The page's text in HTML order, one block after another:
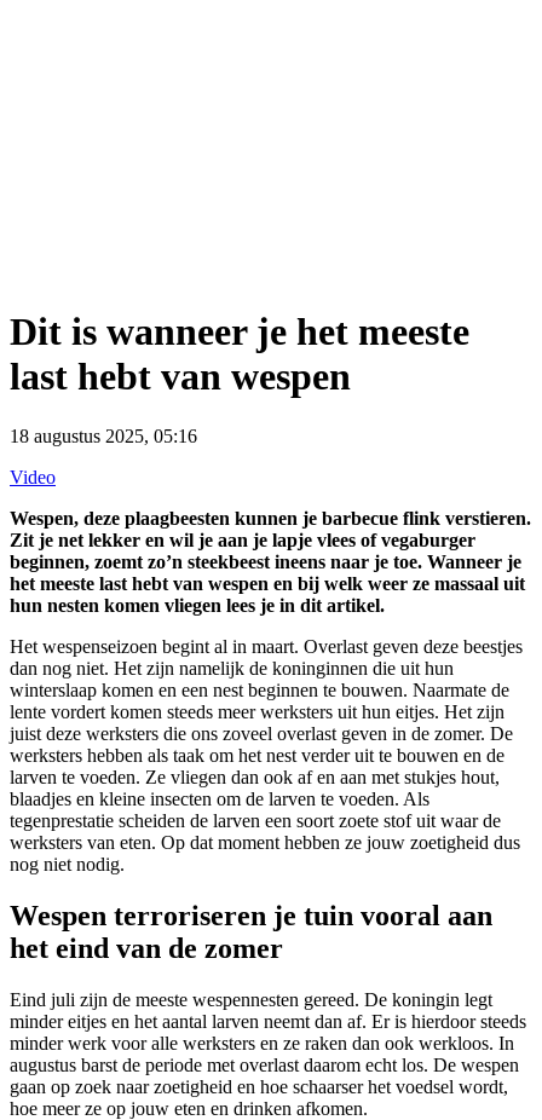
Dit is wanneer je het meeste
last hebt van wespen
18 augustus 2025, 05:16
Video
Wespen, deze plaagbeesten kunnen je barbecue flink verstieren.
Zit je net lekker en wil je aan je lapje vlees of vegaburger
beginnen, zoemt zo’n steekbeest ineens naar je toe. Wanneer je
het meeste last hebt van wespen en bij welk weer ze massaal uit
hun nesten komen vliegen lees je in dit artikel.
Het wespenseizoen begint al in maart. Overlast geven deze beestjes
dan nog niet. Het zijn namelijk de koninginnen die uit hun
winterslaap komen en een nest beginnen te bouwen. Naarmate de
lente vordert komen steeds meer werksters uit hun eitjes. Het zijn
juist deze werksters die ons zoveel overlast geven in de zomer. De
werksters hebben als taak om het nest verder uit te bouwen en de
larven te voeden. Ze vliegen dan ook af en aan met stukjes hout,
blaadjes en kleine insecten om de larven te voeden. Als
tegenprestatie scheiden de larven een soort zoete stof uit waar de
werksters van eten. Op dat moment hebben ze jouw zoetigheid dus
nog niet nodig.
Wespen terroriseren je tuin vooral aan
het eind van de zomer
Eind juli zijn de meeste wespennesten gereed. De koningin legt
minder eitjes en het aantal larven neemt dan af. Er is hierdoor steeds
minder werk voor alle werksters en ze raken dan ook werkloos. In
augustus barst de periode met overlast daarom echt los. De wespen
gaan op zoek naar zoetigheid en hoe schaarser het voedsel wordt,
hoe meer ze op jouw eten en drinken afkomen.